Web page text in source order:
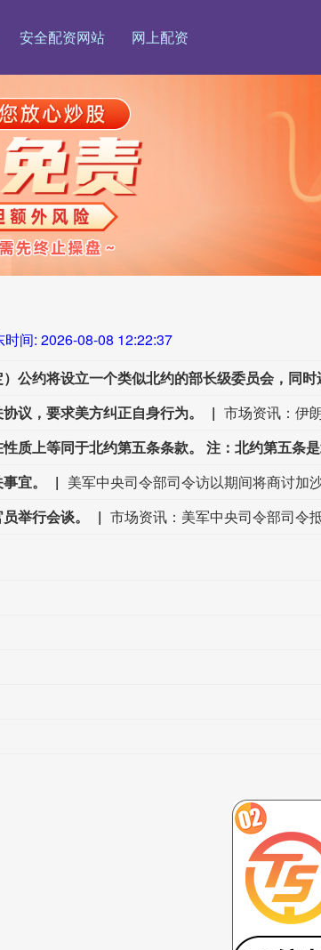
安全配资网站 网上配资
时间: 2026-08-08 12:22:39
约将设立一个类似北约的部长级委员会，同时
议，要求美方纠正自身行为。
宜。
美军中央司令部司令访以期间将商讨加
举行会谈。